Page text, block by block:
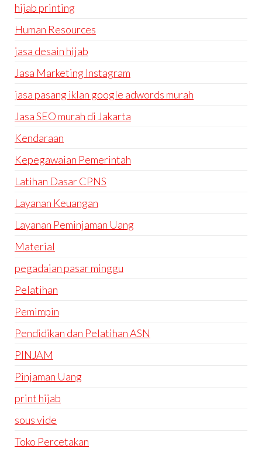
hijab printing
Human Resources
jasa desain hijab
Jasa Marketing Instagram
jasa pasang iklan google adwords murah
Jasa SEO murah di Jakarta
Kendaraan
Kepegawaian Pemerintah
Latihan Dasar CPNS
Layanan Keuangan
Layanan Peminjaman Uang
Material
pegadaian pasar minggu
Pelatihan
Pemimpin
Pendidikan dan Pelatihan ASN
PINJAM
Pinjaman Uang
print hijab
sous vide
Toko Percetakan